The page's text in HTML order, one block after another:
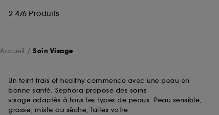
2 476 Produits
Accueil Soin Visage
Un teint frais et healthy commence avec une peau en
bonne santé. Sephora propose des soins
visage adaptés à tous les types de peaux. Peau sensible,
grasse, mixte ou sèche, faites votre